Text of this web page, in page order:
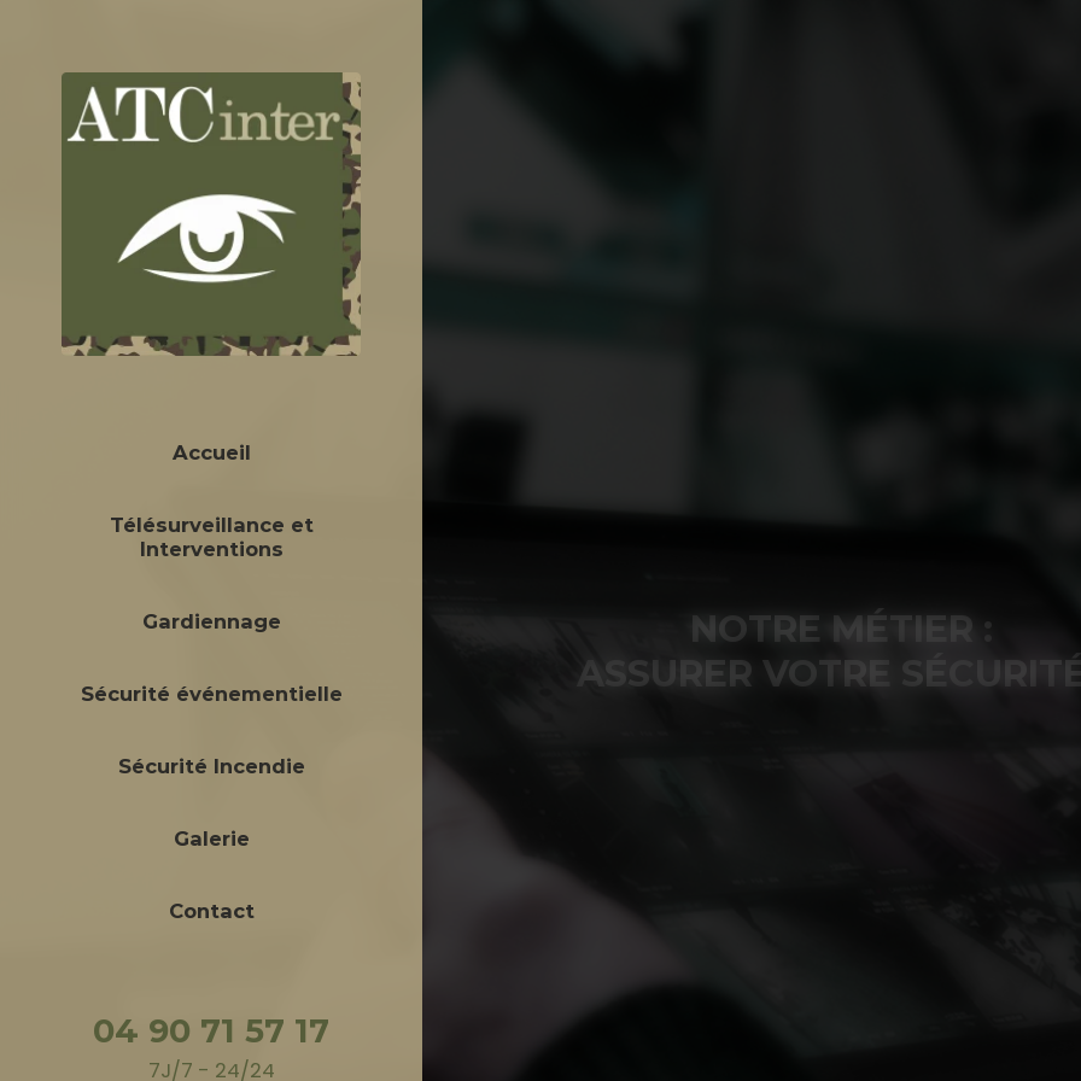
Accueil
Télésurveillance et
Interventions
Gardiennage
Sécurité événementielle
Sécurité Incendie
Galerie
Contact
04 90 71 57 17
7J/7 - 24/24
NOTRE MÉTIER :
ASSURER VOTRE